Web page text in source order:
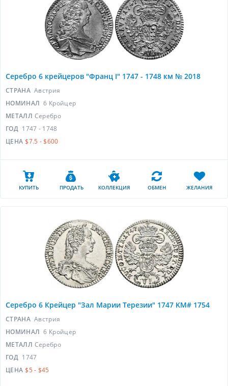
Серебро 6 крейцеров "Франц I" 1747 - 1748 км № 2018
СТРАНА Австрия
НОМИНАЛ 6 Кройцер
МЕТАЛЛ Серебро
ГОД 1747 - 1748
ЦЕНА $7.5 - $600
КУПИТЬ ПРОДАТЬ КОЛЛЕКЦИЯ ОБМЕН ЖЕЛАНИЯ
Серебро 6 Крейцер "Зал Марии Терезии" 1747 KM# 1754
СТРАНА Австрия
НОМИНАЛ 6 Кройцер
МЕТАЛЛ Серебро
ГОД 1747
ЦЕНА $5 - $45